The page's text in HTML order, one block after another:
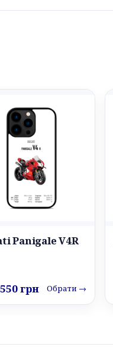
Panigale V4R
грн Обрати →